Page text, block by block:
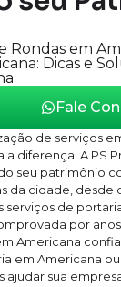
Rondas em
Dicas e
Fale
de serviços
diferença. A PS
seu patrimônio
da cidade, desde
serviços de
por
Americana
em Americana
sua